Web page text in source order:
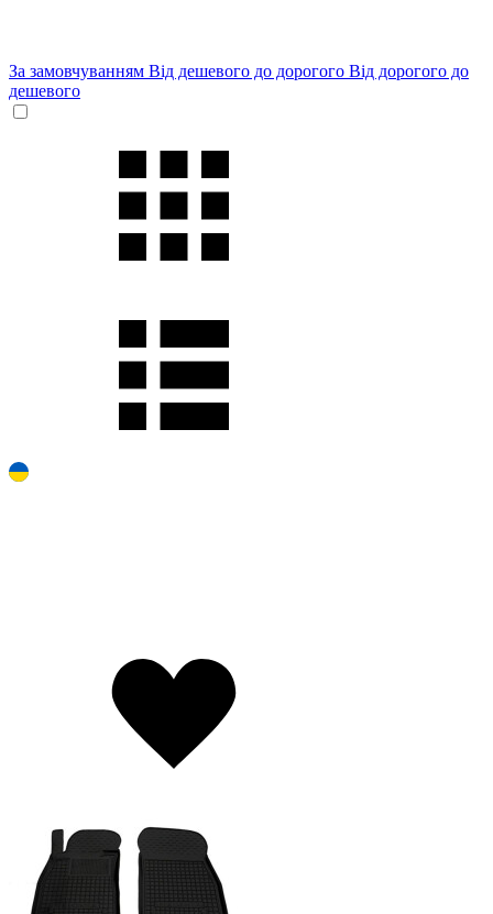
За замовчуванням Від дешевого до дорогого Від дорогого до
дешевого